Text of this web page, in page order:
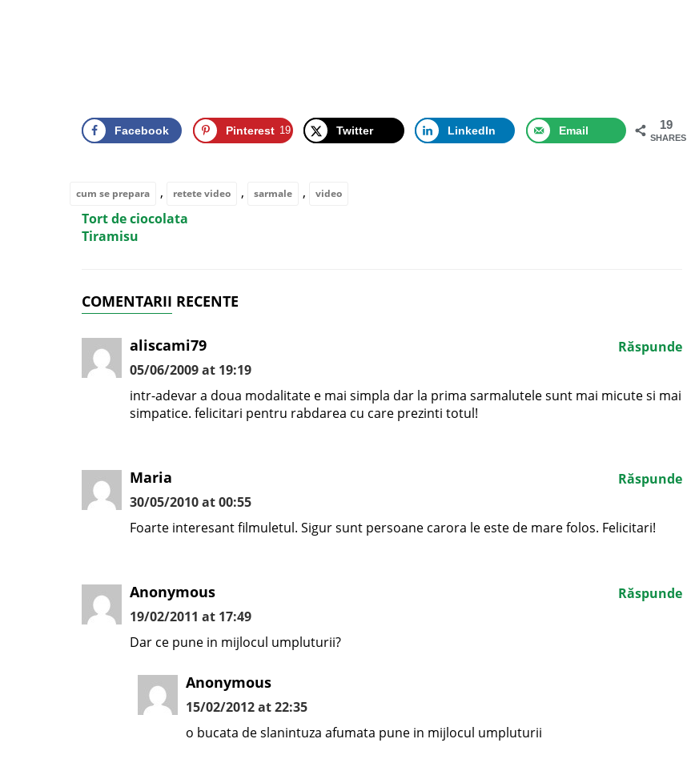
19
SHARES
Facebook Pinterest 19 Twitter LinkedIn Email
cum se prepara , retete video , sarmale , video
Tort de ciocolata
Tiramisu
COMENTARII RECENTE
aliscami79
05/06/2009 at 19:19
intr-adevar a doua modalitate e mai simpla dar la prima sarmalutele sunt mai micute si mai
simpatice. felicitari pentru rabdarea cu care prezinti totul!
Răspunde
Maria
30/05/2010 at 00:55
Foarte interesant filmuletul. Sigur sunt persoane carora le este de mare folos. Felicitari!
Răspunde
Anonymous
19/02/2011 at 17:49
Dar ce pune in mijlocul umpluturii?
Răspunde
Anonymous
15/02/2012 at 22:35
o bucata de slanintuza afumata pune in mijlocul umpluturii